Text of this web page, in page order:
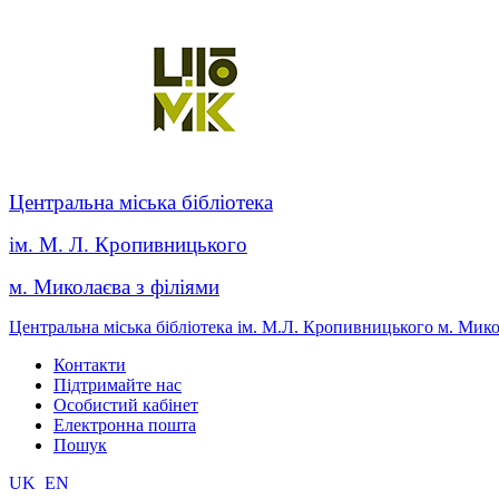
Центральна міська бібліотека
ім. М. Л. Кропивницького
м. Миколаєва з філіями
Центральна міська бібліотека ім. М.Л. Кропивницького м.
Контакти
Підтримайте нас
Особистий кабінет
Електронна пошта
Пошук
UK EN